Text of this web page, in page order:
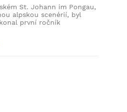
St. Johann im Pongau,
alpskou scenérií, byl
první ročník